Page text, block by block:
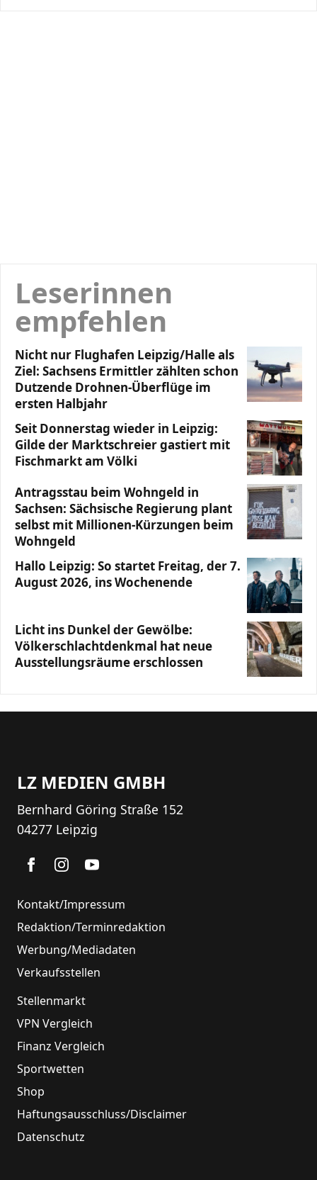
Leserinnen
empfehlen
Nicht nur Flughafen Leipzig/Halle als
Ziel: Sachsens Ermittler zählten schon
Dutzende Drohnen-Überflüge im
ersten Halbjahr
Seit Donnerstag wieder in Leipzig:
Gilde der Marktschreier gastiert mit
Fischmarkt am Völki
Antragsstau beim Wohngeld in
Sachsen: Sächsische Regierung plant
selbst mit Millionen-Kürzungen beim
Wohngeld
Hallo Leipzig: So startet Freitag, der 7.
August 2026, ins Wochenende
Licht ins Dunkel der Gewölbe:
Völkerschlachtdenkmal hat neue
Ausstellungsräume erschlossen
LZ MEDIEN GMBH
Bernhard Göring Straße 152
04277 Leipzig
Kontakt/Impressum
Redaktion/Terminredaktion
Werbung/Mediadaten
Verkaufsstellen
Stellenmarkt
VPN Vergleich
Finanz Vergleich
Sportwetten
Shop
Haftungsausschluss/Disclaimer
Datenschutz